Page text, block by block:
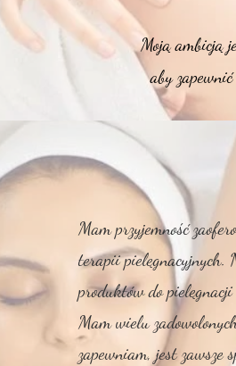
Moją ambicją
aby
Mam przyjemność
terapii pielęgnacyjnych.
produktów do
Mam wielu
zapewniam, jest zawsze